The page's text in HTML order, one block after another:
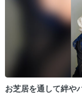
お芝居を通して絆や